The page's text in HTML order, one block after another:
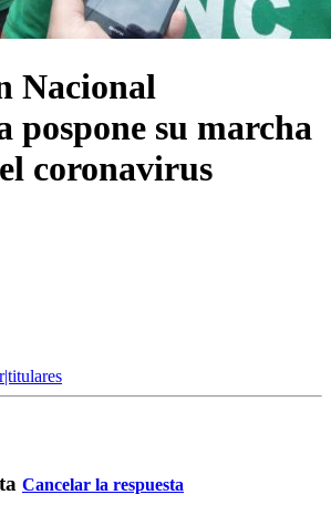
Nacional
pospone su marcha
coronavirus
Cancelar la respuesta